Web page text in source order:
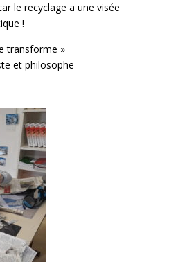
le recyclage a une visée
!
transforme »
et philosophe